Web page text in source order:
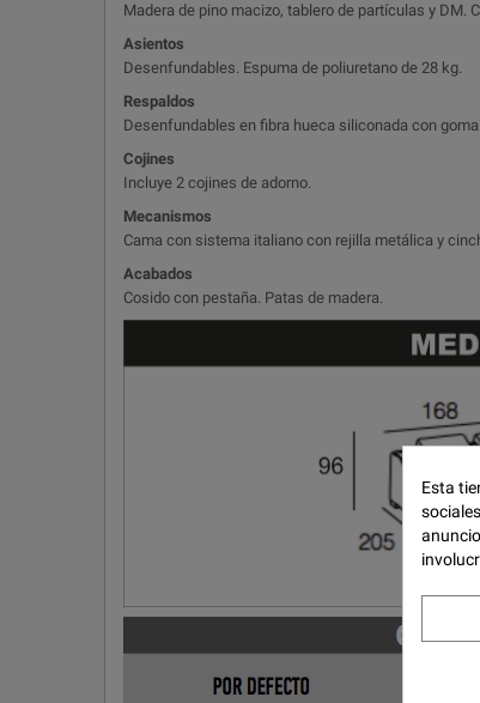
Madera de pino macizo, tablero de partículas y DM.
Asientos
Desenfundables. Espuma de poliuretano de 28 kg.
Respaldos
Desenfundables en fibra hueca siliconada con
Cojines
Incluye 2 cojines de adorno.
Mecanismos
Cama con sistema italiano con rejilla metálica y
Acabados
Cosido con pestaña. Patas de madera.
Esta